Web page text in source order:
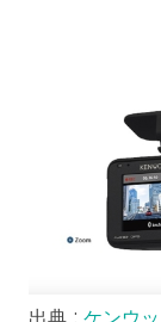
出典 : ケンウ